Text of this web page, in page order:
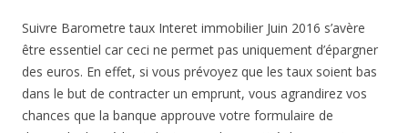
Suivre Barometre taux Interet immobilier Juin 2016 s’avère
être essentiel car ceci ne permet pas uniquement d’épargner
des euros. En effet, si vous prévoyez que les taux soient bas
dans le but de contracter un emprunt, vous agrandirez vos
chances que la banque approuve votre formulaire de